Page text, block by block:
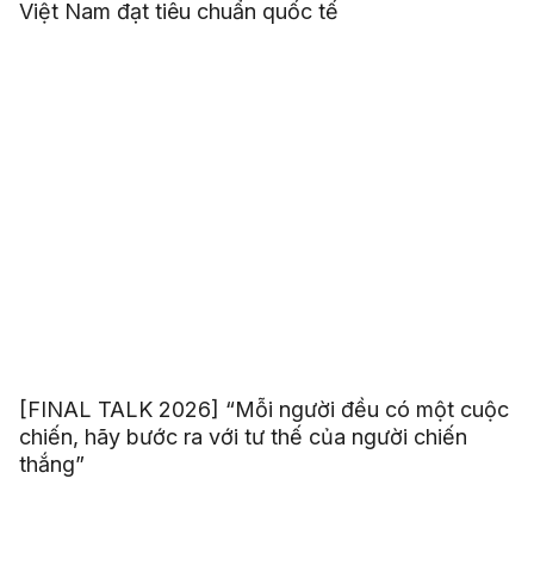
Việt Nam đạt tiêu chuẩn quốc tế
[FINAL TALK 2026] “Mỗi người đều có một cuộc
chiến, hãy bước ra với tư thế của người chiến
thắng”